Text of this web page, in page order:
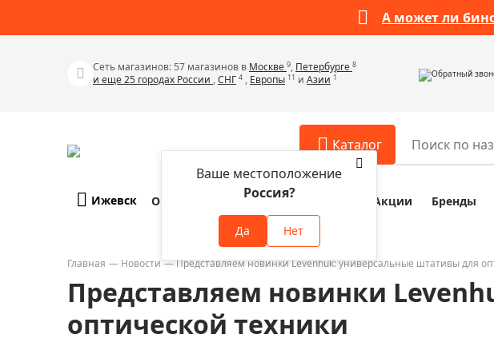
А может ли
Сеть магазинов: 57 магазинов в Москве 9, Петербурге 8
и еще 25 городах России ,СНГ 4 , Европы 11 и Азии 1 Обратный
Каталог
Телескопы
Бинокли
Зрительные трубы
Лупы
Аксессуары для микроскопов
Аксессуары для зрительных труб
Аксессуары для луп
Ижевск
Ваше местоположение
Россия?
Да Нет
О компании Оплата и доставка Акции Бренды
Главная Новости Представляем новинки Levenhuk: универсальные штативы для
Представляем новинки
оптической техники